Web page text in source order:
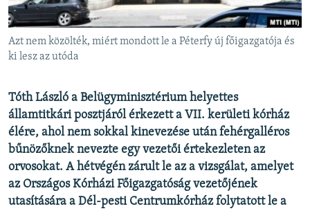
A MÚLT TANULSÁGAI
KÖVESSEN MINKET!
Valamennyi RFE/RL weboldal
Azt nem közölték, miért mondott le a Péterfy új főigazgatója és
ki lesz az utóda
Tóth László a Belügyminisztérium helyettes
államtitkári posztjáról érkezett a VII. kerületi kórház
élére, ahol nem sokkal kinevezése után fehérgalléros
bűnözőknek nevezte egy vezetői értekezleten az
orvosokat. A hétvégén zárult le az a vizsgálat, amelyet
az Országos Kórházi Főigazgatóság vezetőjének
utasítására a Dél-pesti Centrumkórház folytatott le a